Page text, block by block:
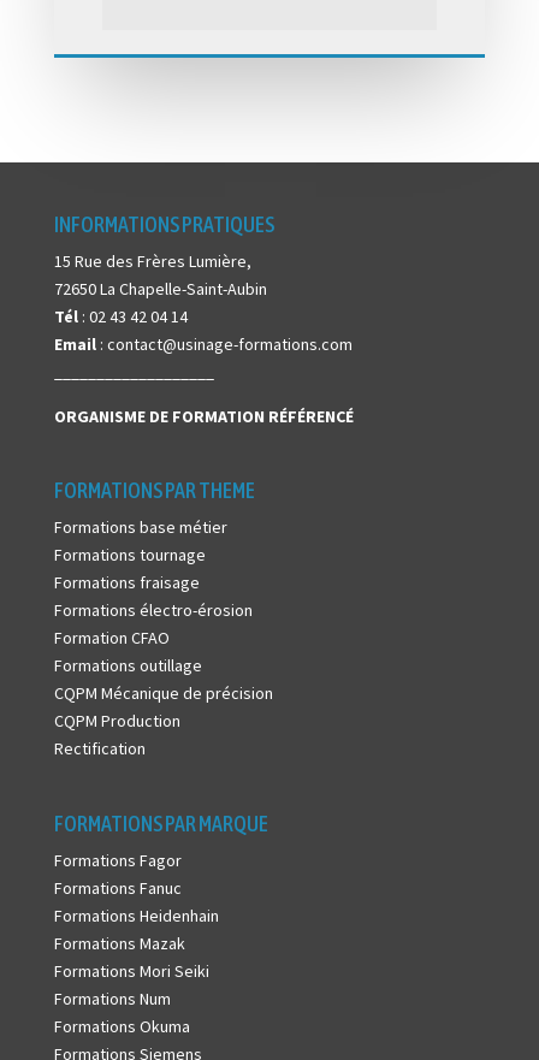
INFORMATIONS PRATIQUES
15 Rue des Frères Lumière,
72650 La Chapelle-Saint-Aubin
Tél: 02 43 42 04 14
Email: contact@usinage-formations.com
ORGANISME DE FORMATION RÉFÉRENCÉ
FORMATIONS PAR THEME
Formations base métier
Formations tournage
Formations fraisage
Formations électro-érosion
Formation CFAO
Formations outillage
CQPM Mécanique de précision
CQPM Production
Rectification
FORMATIONS PAR MARQUE
Formations Fagor
Formations Fanuc
Formations Heidenhain
Formations Mazak
Formations Mori Seiki
Formations Num
Formations Okuma
Formations Siemens